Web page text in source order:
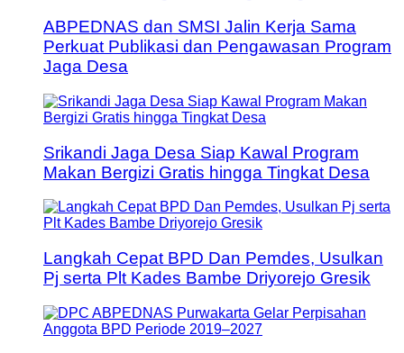
ABPEDNAS dan SMSI Jalin Kerja Sama
Perkuat Publikasi dan Pengawasan Program
Jaga Desa
Srikandi Jaga Desa Siap Kawal Program
Makan Bergizi Gratis hingga Tingkat Desa
Langkah Cepat BPD Dan Pemdes, Usulkan
Pj serta Plt Kades Bambe Driyorejo Gresik